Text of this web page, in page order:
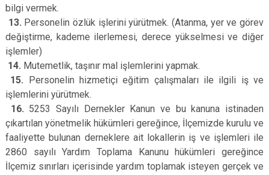
bilgi vermek.
13. Personelin özlük işlerini yürütmek. (Atanma, yer ve görev
değiştirme, kademe ilerlemesi, derece yükselmesi ve diğer
işlemler)
14. Mutemetlik, taşınır mal işlemlerini yapmak.
15. Personelin hizmetiçi eğitim çalışmaları ile ilgili iş ve
işlemlerini yürütmek.
16. 5253 Sayılı Dernekler Kanun ve bu kanuna istinaden
çıkartılan yönetmelik hükümleri gereğince, İlçemizde kurulu ve
faaliyette bulunan derneklere ait lokallerin iş ve işlemleri ile
2860 sayılı Yardım Toplama Kanunu hükümleri gereğince
İlçemiz sınırları içerisinde yardım toplamak isteyen gerçek ve